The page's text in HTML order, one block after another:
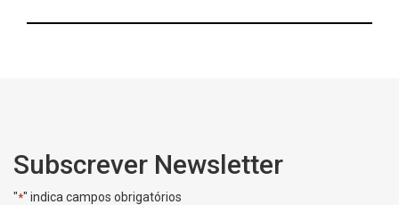
Subscrever Newsletter
"*" indica campos obrigatórios